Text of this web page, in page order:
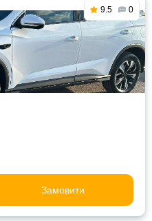
9.5 0
Замовити